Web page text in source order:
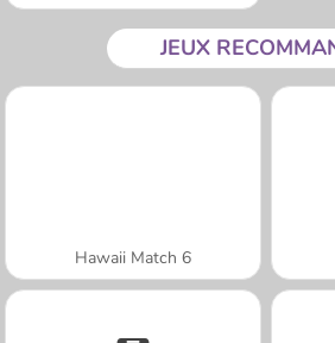
JEUX
Hawaii Match 6